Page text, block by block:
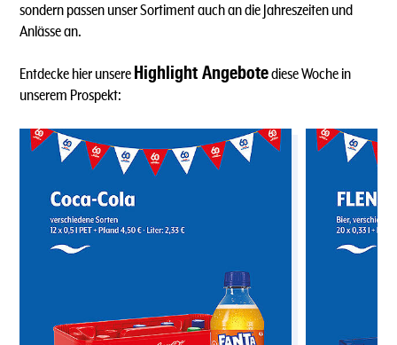
sondern passen unser Sortiment auch an die Jahreszeiten und
Anlässe an.
Entdecke hier unsere Highlight Angebotediese Woche in
unserem Prospekt: